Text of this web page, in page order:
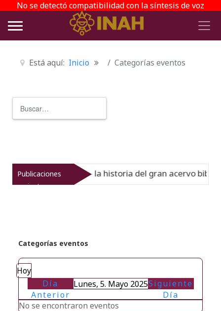
No se detectó compatibilidad con la síntesis de voz
Está aquí: Inicio Categorías eventos
Publicaciones
recientes
Virreinato muestra la historia del gran acervo
Categorías eventos
Hoy
Día
Anterior
Lunes, 5. Mayo 2025Siguiente
Día
No se encontraron eventos